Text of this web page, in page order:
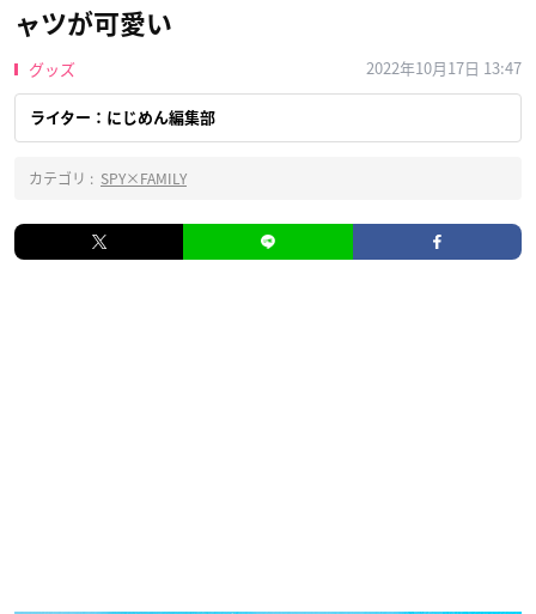
ャツが可愛い
グッズ 2022年10月17日 13:47
ライター：にじめん編集部
カテゴリ : SPY×FAMILY